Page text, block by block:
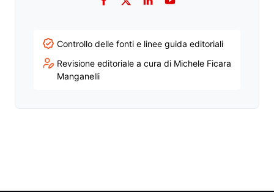
Facebook
TwitterLinkedInYouTube
Controllo delle fonti e linee guida editoriali
Revisione editoriale a cura di Michele Ficara
Manganelli